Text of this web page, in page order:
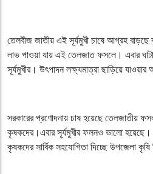
তেলবীজ জাতীয় এই সূর্যমুখী চাষে আগ্রহ
লাভ পাওয়া যায় এই তেলজাত ফসলে। এবার
সূর্যমুখীর। উৎপাদন লক্ষ্যমাত্রা ছাড়িয়ে যাওয়ার
সরকারের প্রণোদনায় চাষ হয়েছে তেলজাতীয়
কৃষকদের।এবার সূর্যমুখীর ফলনও ভালো
কৃষকদের সার্বিক সহযোগিতা দিচ্ছে উপজেলা কৃষি